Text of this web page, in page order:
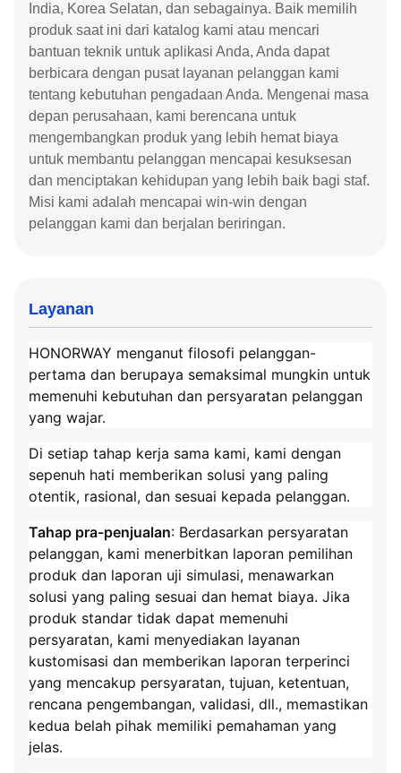
India, Korea Selatan, dan sebagainya. Baik memilih
produk saat ini dari katalog kami atau mencari
bantuan teknik untuk aplikasi Anda, Anda dapat
berbicara dengan pusat layanan pelanggan kami
tentang kebutuhan pengadaan Anda. Mengenai masa
depan perusahaan, kami berencana untuk
mengembangkan produk yang lebih hemat biaya
untuk membantu pelanggan mencapai kesuksesan
dan menciptakan kehidupan yang lebih baik bagi staf.
Misi kami adalah mencapai win-win dengan
pelanggan kami dan berjalan beriringan.
Layanan
HONORWAY menganut filosofi pelanggan-
pertama dan berupaya semaksimal mungkin untuk
memenuhi kebutuhan dan persyaratan pelanggan
yang wajar.
Di setiap tahap kerja sama kami, kami dengan
sepenuh hati memberikan solusi yang paling
otentik, rasional, dan sesuai kepada pelanggan.
Tahap pra-penjualan: Berdasarkan persyaratan
pelanggan, kami menerbitkan laporan pemilihan
produk dan laporan uji simulasi, menawarkan
solusi yang paling sesuai dan hemat biaya. Jika
produk standar tidak dapat memenuhi
persyaratan, kami menyediakan layanan
kustomisasi dan memberikan laporan terperinci
yang mencakup persyaratan, tujuan, ketentuan,
rencana pengembangan, validasi, dll., memastikan
kedua belah pihak memiliki pemahaman yang
jelas.